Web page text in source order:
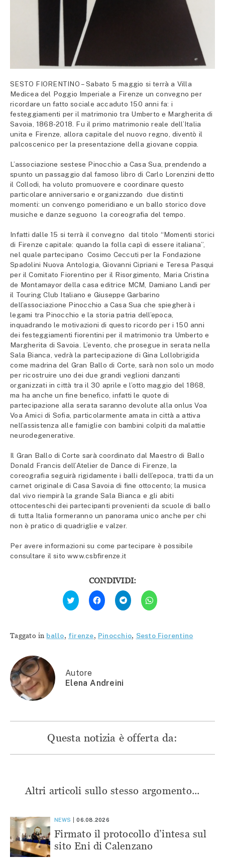
SESTO FIORENTINO – Sabato 5 maggio si terrà a Villa
Medicea del Poggio Imperiale a Firenze un convegno per
ricordare un fatto sociale accaduto 150 anni fa: i
festeggiamenti per il matrimonio tra Umberto e Margherita di
Savoia, 1868-2018. Fu il primo matrimonio reale dell’Italia
unita e Firenze, allora capitale del nuovo regno, diventò il
palcoscenico per la presentazione della giovane coppia.
L’associazione sestese Pinocchio a Casa Sua, prendendo a
spunto un passaggio dal famoso libro di Carlo Lorenzini detto
il Collodi, ha voluto promuovere e coordinare questo
particolare anniversario e organizzando due distinti
momenti: un convengo pomeridiano e un ballo storico dove
musiche e danze seguono la coreografia del tempo.
Infatti dalle 15 si terrà il convegno dal titolo “Momenti storici
di Firenze capitale: quando la folla capì di essere italiana”,
nel quale partecipano Cosimo Ceccuti per la Fondazione
Spadolini Nuova Antologia, Giovanni Cipriani e Teresa Pasqui
per il Comitato Fiorentino per il Risorgimento, Maria Cristina
de Montamayor della casa editrice MCM, Damiano Landi per
il Touring Club Italiano e Giuseppe Garbarino
dell’associazione Pinocchio a Casa Sua che spiegherà i
legami tra Pinocchio e la storia patria dell’epoca,
inquadrando le motivazioni di questo ricordo per i 150 anni
dei festeggiamenti fiorentini per il matrimonio tra Umberto e
Margherita di Savoia. L’evento, che prosegue in serata nella
Sala Bianca, vedrà la partecipazione di Gina Lollobrigida
come madrina del Gran Ballo di Corte, sarà non solo un modo
per ricostruire uno dei due grandi veglioni danzanti
organizzati in città tra il 30 aprile e l’otto maggio del 1868,
ma ha anche un fine benefico, infatti le quote di
partecipazione alla serata saranno devolute alla onlus Voa
Voa Amici di Sofia, particolarmente amata in città a attiva
nell’assistenza alle famiglie con bambini colpiti da malattie
neurodegenerative.
Il Gran Ballo di Corte sarà coordinato dal Maestro di Ballo
Donald Francis dell’Atelier de Dance di Firenze, la
coreografia seguirà rigidamente i balli dell’epoca, tratti da un
carnet originale di Casa Savoia di fine ottocento; la musica
dal vivo riempirà la grande Sala Bianca e gli abiti
ottocenteschi dei partecipanti provenienti da scuole di ballo
di tutta Italia formeranno un panorama unico anche per chi
non è pratico di quadriglie e valzer.
Per avere informazioni su come partecipare è possibile
consultare il sito www.csbfirenze.it
CONDIVIDI:
Fai
clic
qui
Twitter
(Si
finestra)
Fai
clic
per
condividere
(Si
apre
Fai
clic
per
condividere
(Si
apre
Fai
clic
per
(Si
apre
Taggato in ballo, firenze, Pinocchio, Sesto Fiorentino
Autore
Elena Andreini
Questa notizia è offerta da:
Altri articoli sullo stesso argomento...
NEWS 06.08.2026
Firmato il protocollo d’intesa sul
sito Eni di Calenzano